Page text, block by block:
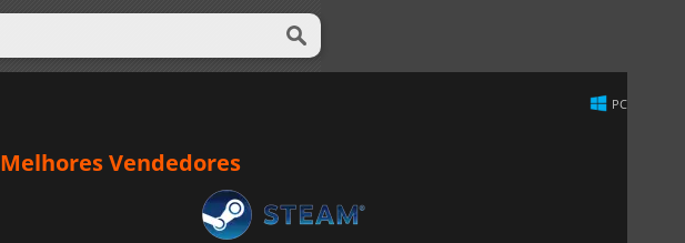
PC
Melhores Vendedores